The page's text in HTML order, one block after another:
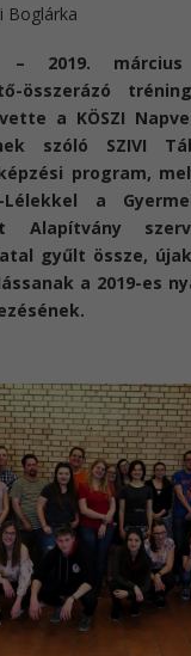
Boglárka
– 2019.
összerázó
a KÖSZI
szóló SZIVI
program,
Lélekkel a
Alapítvány
gyűlt össze,
a 2019-es